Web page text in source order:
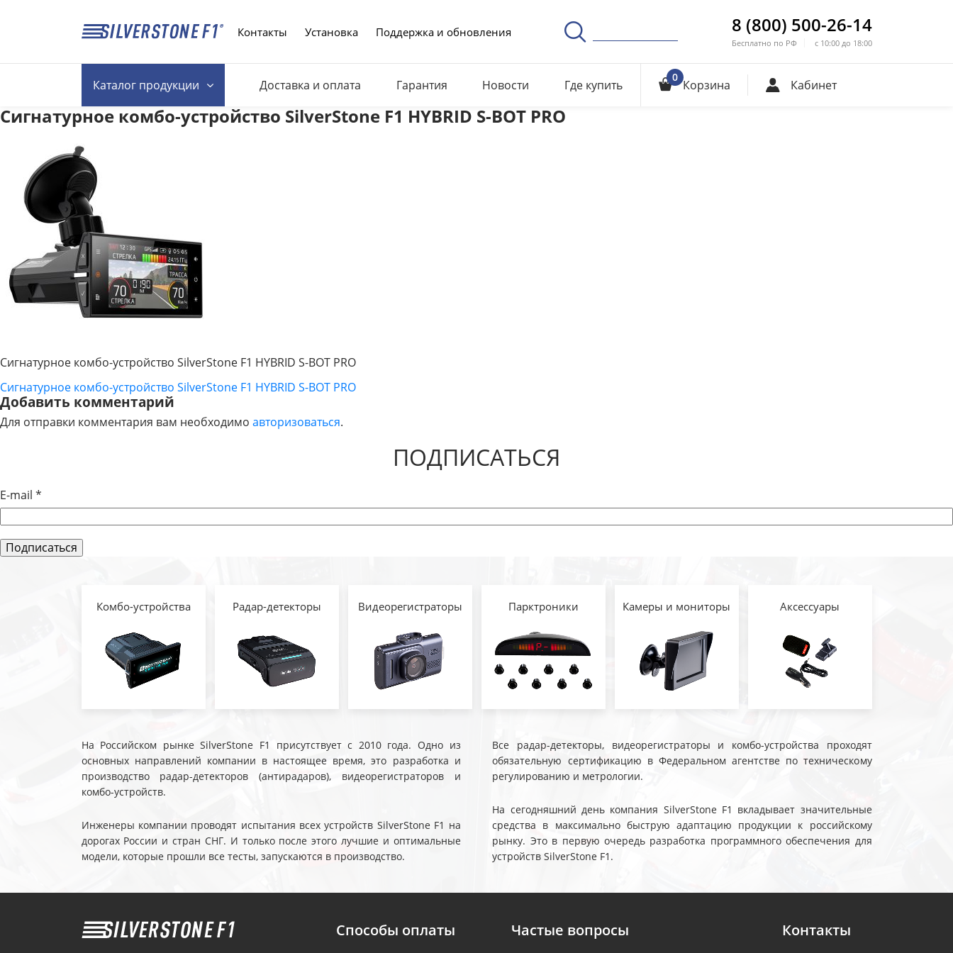
Контакты Установка Поддержка и обновления 8 (800) 500-26-14
Бесплатно по РФ с 10:00 до 18:00
Каталогпродукции Доставка и оплата Гарантия Новости Где купить 0 Корзина Кабинет
Сигнатурное комбо-устройство SilverStone F1 HYBRID S-BOT PRO
Сигнатурное комбо-устройство SilverStone F1 HYBRID S-BOT PRO
НАВИГАЦИЯ
ПО
Сигнатурное комбо-устройство SilverStone F1 HYBRID S-BOT PRO
Добавить комментарий
Для отправки комментария вам необходимо авторизоваться.
ПОДПИСАТЬСЯ
E-mail *
Комбо-устройства Радар-детекторы Видеорегистраторы Парктроники Камеры и мониторы Аксессуары
На Российском рынке SilverStone F1 присутствует с 2010 года. Одно из
основных направлений компании в настоящее время, это разработка и
производство радар-детекторов (антирадаров), видеорегистраторов и
комбо-устройств.
Инженеры компании проводят испытания всех устройств SilverStone F1 на
дорогах России и стран СНГ. И только после этого лучшие и оптимальные
модели, которые прошли все тесты, запускаются в производство.
Все радар-детекторы, видеорегистраторы и комбо-устройства проходят
обязательную сертификацию в Федеральном агентстве по техническому
регулированию и метрологии.
На сегодняшний день компания SilverStone F1 вкладывает значительные
средства в максимально быструю адаптацию продукции к российскому
рынку. Это в первую очередь разработка программного обеспечения для
устройств SilverStone F1.
Способы оплаты Частые вопросы Контакты